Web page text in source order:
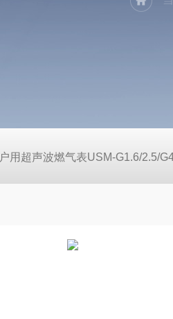
户用超声波燃气表USM-G1.6/2.5/